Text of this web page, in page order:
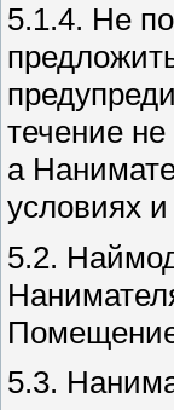
5.1.4. Не
течение
а
условиях и
5.2.
5.3.